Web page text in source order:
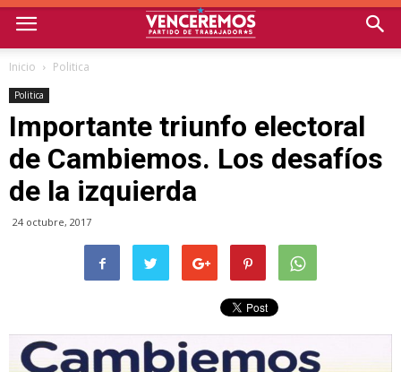
Inicio Politica
Politica
Importante triunfo electoral
de Cambiemos. Los desafíos
de la izquierda
24 octubre, 2017